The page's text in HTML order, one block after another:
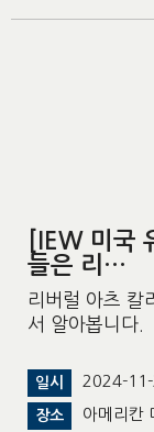
[IEW 미국
들은 리…
리버럴 아츠 칼
서 알아봅니다.
일시 2024-11-
장소 아메리칸